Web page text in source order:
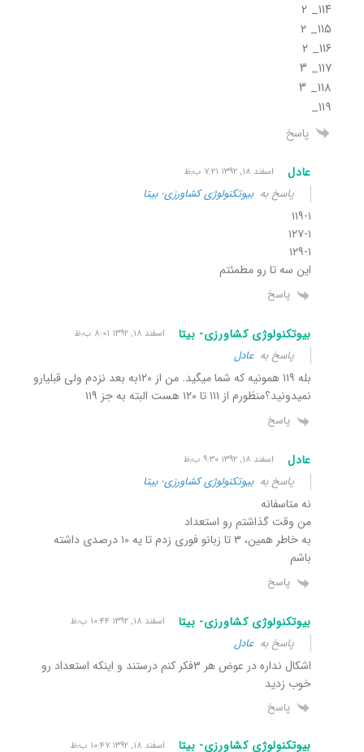
۱۱۴_ ۲
۱۱۵_ ۲
۱۱۶_ ۲
۱۱۷_ ۳
۱۱۸_ ۳
۱۱۹_
پاسخ
عادل اسفند ۱۸, ۱۳۹۲ ۷:۲۱ ب٫ظ
پاسخ بهبیوتکنولوژی کشاورزی- بیتا
۱۱۹-۱
۱۲۷-۱
۱۲۹-۱
این سه تا رو مطمئتم
پاسخ
بیوتکنولوژی کشاورزی- بیتا اسفند ۱۸, ۱۳۹۲ ۸:۰۱ ب٫ظ
پاسخ بهعادل
بله ۱۱۹ همونیه که شما میگید. من از ۱۲۰به بعد نزدم ولی قبلیارو
نمیدونید؟منظورم از ۱۱۱ تا ۱۲۰ هست البته به جز ۱۱۹
پاسخ
عادل اسفند ۱۸, ۱۳۹۲ ۹:۳۰ ب٫ظ
پاسخ بهبیوتکنولوژی کشاورزی- بیتا
نه متاسفانه
من وقت گذاشتم رو استعداد
به خاطر همین، ۳ تا زبانو فوری زدم تا یه ۱۰ درصدی داشته
باشم
پاسخ
بیوتکنولوژی کشاورزی- بیتا اسفند ۱۸, ۱۳۹۲ ۱۰:۴۴ ب٫ظ
پاسخ بهعادل
اشکال نداره در عوض هر ۳فکر کنم درستند و اینکه استعداد رو
خوب زدید
پاسخ
بیوتکنولوژی کشاورزی- بیتا اسفند ۱۸, ۱۳۹۲ ۱۰:۴۷ ب٫ظ